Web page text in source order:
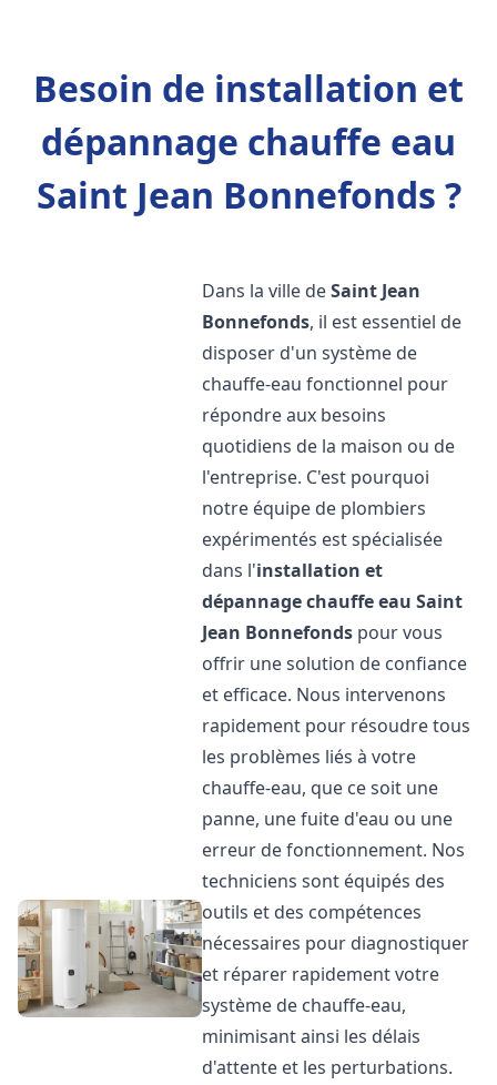
Besoin de installation et
dépannage chauffe eau
Saint Jean Bonnefonds ?
Dans la ville deSaint Jean
Bonnefonds, il est essentiel de
disposer d'un système de
chauffe-eau fonctionnel pour
répondre aux besoins
quotidiens de la maison ou de
l'entreprise. C'est pourquoi
notre équipe de plombiers
expérimentés est spécialisée
dans l'installation et
dépannage chauffe eau Saint
Jean Bonnefonds pour vous
offrir une solution de confiance
et efficace. Nous intervenons
rapidement pour résoudre tous
les problèmes liés à votre
chauffe-eau, que ce soit une
panne, une fuite d'eau ou une
erreur de fonctionnement. Nos
techniciens sont équipés des
outils et des compétences
nécessaires pour diagnostiquer
et réparer rapidement votre
système de chauffe-eau,
minimisant ainsi les délais
d'attente et les perturbations.